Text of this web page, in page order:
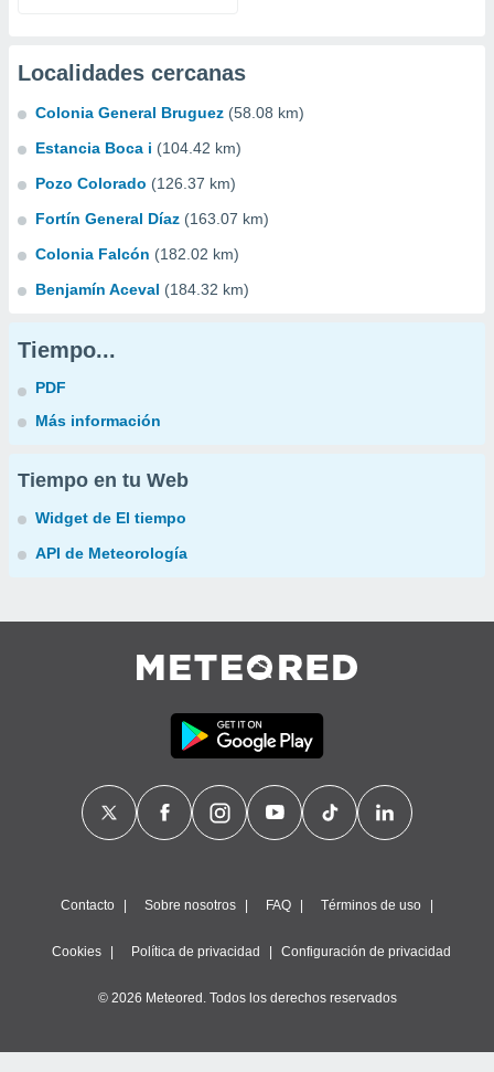
Localidades cercanas
Colonia General Bruguez (58.08 km)
Estancia Boca i (104.42 km)
Pozo Colorado (126.37 km)
Fortín General Díaz (163.07 km)
Colonia Falcón (182.02 km)
Benjamín Aceval (184.32 km)
Tiempo...
PDF
Más información
Tiempo en tu Web
Widget de El tiempo
API de Meteorología
Contacto Sobre nosotros FAQ Términos de uso
Cookies Política de privacidad Configuración de privacidad
© 2026 Meteored. Todos los derechos reservados